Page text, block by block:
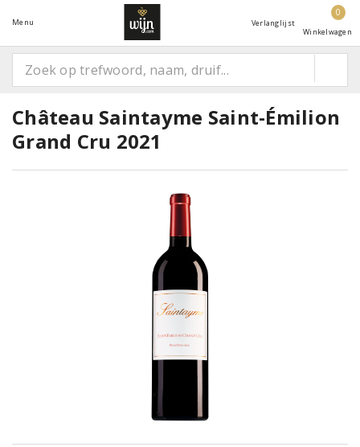
Menu Verlanglijst
0
Winkelwagen
Château Saintayme Saint-Émilion
Grand Cru 2021